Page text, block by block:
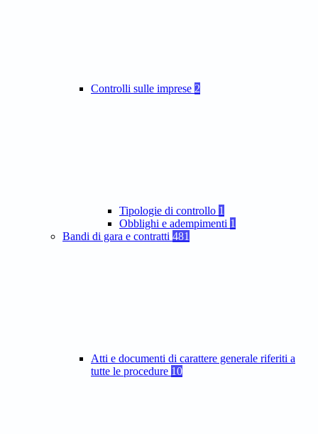
Controlli sulle imprese 2
Tipologie di controllo 1
Obblighi e adempimenti 1
Bandi di gara e contratti 481
Atti e documenti di carattere generale riferiti a
tutte le procedure 10